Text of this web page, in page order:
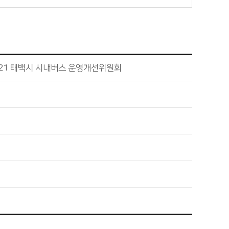
태백시 시내버스 운영개선위원회